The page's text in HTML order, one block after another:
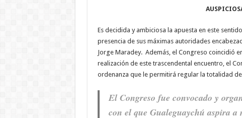
Es decidida y ambiciosa la apuesta en este
presencia de sus máximas autoridades
Jorge Maradey. Además, el Congreso coincidió
realización de este trascendental encuentro, el
ordenanza que le permitirá regular la totalidad
El Congreso fue convocado y
con el que Gualeguaychú aspira